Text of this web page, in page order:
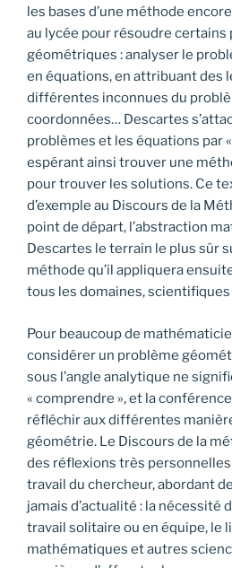
les bases d’une méthode
au lycée pour résoudre certains
géométriques : analyser le
en équations, en attribuant des
différentes inconnues du
coordonnées… Descartes
problèmes et les équations par
espérant ainsi trouver une
pour trouver les solutions. Ce
d’exemple au Discours de la
point de départ, l’abstraction
Descartes le terrain le plus sûr
méthode qu’il appliquera
tous les domaines,
Pour beaucoup de
considérer un problème
sous l’angle analytique ne
« comprendre », et la
réfléchir aux différentes
géométrie. Le Discours de la
des réflexions très
travail du chercheur, abordant
jamais d’actualité : la nécessité
travail solitaire ou en équipe, le
mathématiques et autres